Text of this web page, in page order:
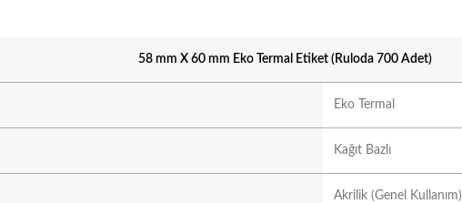
58 mm X 60 mm Eko Termal Etiket (Ruloda 700 Adet)
Eko Termal
Kağıt Bazlı
Akrilik (Genel Kullanım)